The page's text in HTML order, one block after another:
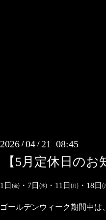
2026 /04 / 21 08:45
【5月定休日のお
1日㈮・7日㈭・11日㈪・18日
ゴールデンウィーク期間中は